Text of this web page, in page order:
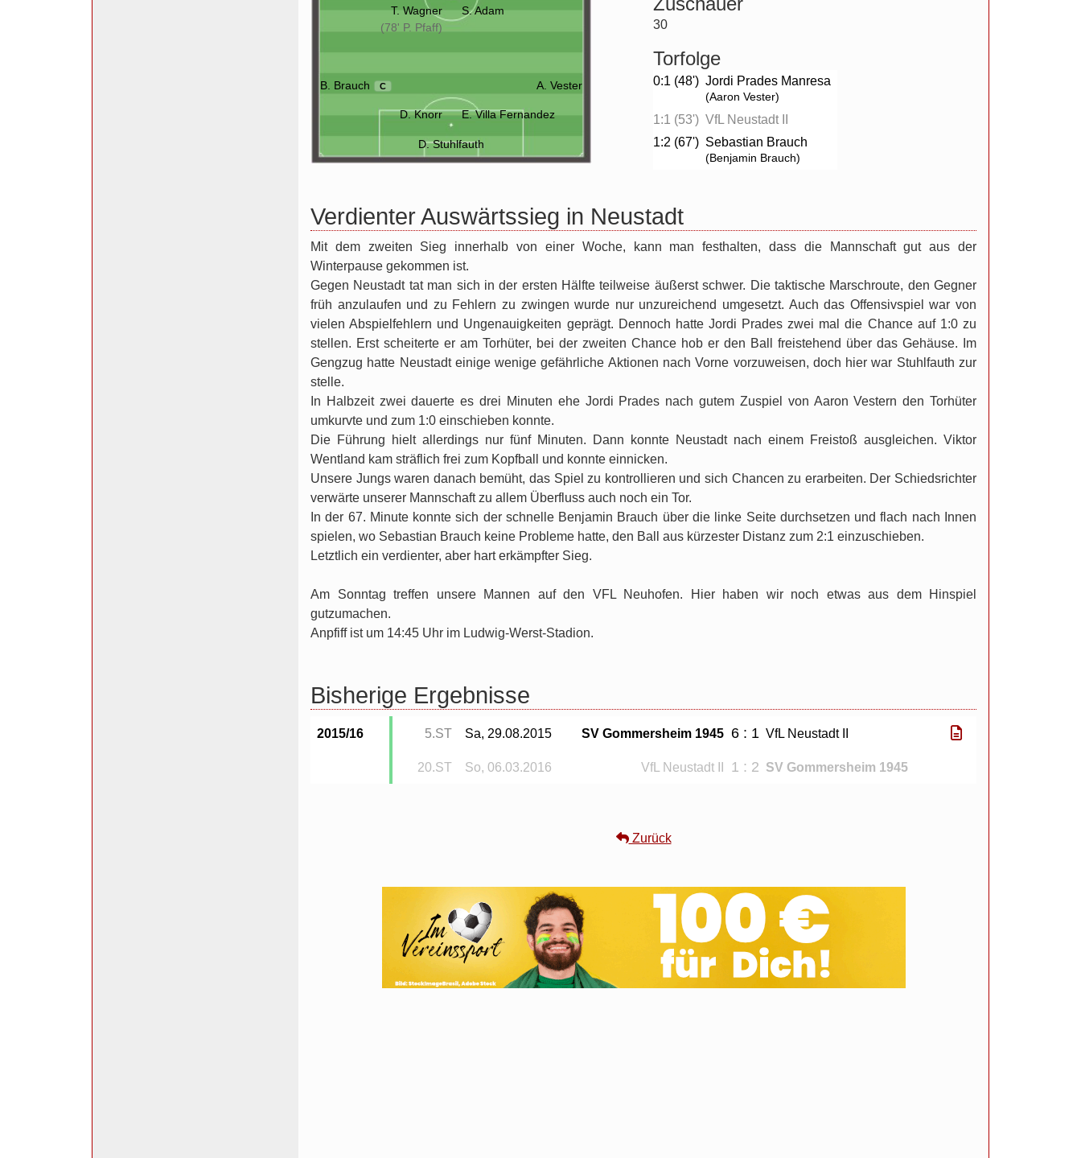
T. Wagner
(78' P. Pfaff)
S. Adam
B. Brauch C A. Vester
D. Knorr E. Villa Fernandez
D. Stuhlfauth
30
Torfolge
0:1 (48') Jordi Prades Manresa
(Aaron Vester)
1:1 (53') VfL Neustadt II
1:2 (67') Sebastian Brauch
(Benjamin Brauch)
Verdienter Auswärtssieg in Neustadt
Mit dem zweiten Sieg innerhalb von einer Woche, kann man festhalten, dass die Mannschaft gut aus der
Winterpause gekommen ist.
Gegen Neustadt tat man sich in der ersten Hälfte teilweise äußerst schwer. Die taktische Marschroute, den Gegner
früh anzulaufen und zu Fehlern zu zwingen wurde nur unzureichend umgesetzt. Auch das Offensivspiel war von
vielen Abspielfehlern und Ungenauigkeiten geprägt. Dennoch hatte Jordi Prades zwei mal die Chance auf 1:0 zu
stellen. Erst scheiterte er am Torhüter, bei der zweiten Chance hob er den Ball freistehend über das Gehäuse. Im
Gengzug hatte Neustadt einige wenige gefährliche Aktionen nach Vorne vorzuweisen, doch hier war Stuhlfauth zur
stelle.
In Halbzeit zwei dauerte es drei Minuten ehe Jordi Prades nach gutem Zuspiel von Aaron Vestern den Torhüter
umkurvte und zum 1:0 einschieben konnte.
Die Führung hielt allerdings nur fünf Minuten. Dann konnte Neustadt nach einem Freistoß ausgleichen. Viktor
Wentland kam sträflich frei zum Kopfball und konnte einnicken.
Unsere Jungs waren danach bemüht, das Spiel zu kontrollieren und sich Chancen zu erarbeiten. Der Schiedsrichter
verwärte unserer Mannschaft zu allem Überfluss auch noch ein Tor.
In der 67. Minute konnte sich der schnelle Benjamin Brauch über die linke Seite durchsetzen und flach nach Innen
spielen, wo Sebastian Brauch keine Probleme hatte, den Ball aus kürzester Distanz zum 2:1 einzuschieben.
Letztlich ein verdienter, aber hart erkämpfter Sieg.
Am Sonntag treffen unsere Mannen auf den VFL Neuhofen. Hier haben wir noch etwas aus dem Hinspiel
gutzumachen.
Anpfiff ist um 14:45 Uhr im Ludwig-Werst-Stadion.
Bisherige Ergebnisse
2015/16 5.ST Sa, 29.08.2015 SV Gommersheim 1945 6 : 1 VfL Neustadt II
20.ST So, 06.03.2016 VfL Neustadt II 1 : 2 SV Gommersheim 1945
Zurück